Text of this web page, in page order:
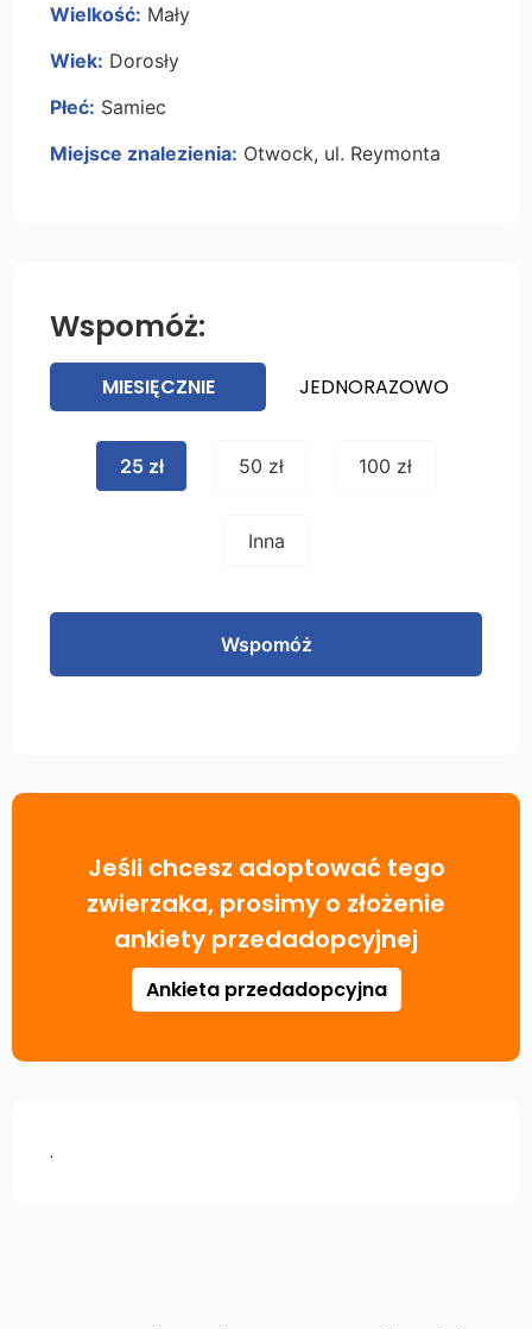
Wielkość: Mały
Wiek: Dorosły
Płeć: Samiec
Miejsce znalezienia: Otwock, ul. Reymonta
Wspomóż:
MIESIĘCZNIE JEDNORAZOWO
25 zł 50 zł 100 zł
Inna
Jeśli chcesz adoptować tego
zwierzaka, prosimy o złożenie
ankiety przedadopcyjnej
Ankieta przedadopcyjna
.